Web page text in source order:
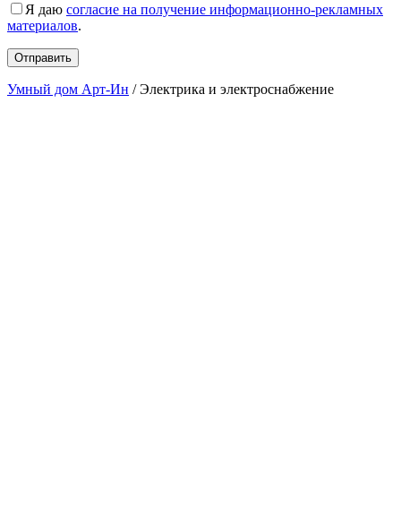
Я даю согласие на получение информационно-рекламных
материалов.
Умный дом Арт-Ин /Электрика и электроснабжение